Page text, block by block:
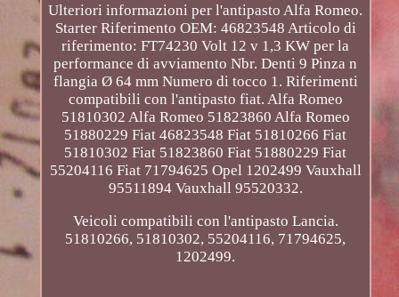
Ulteriori informazioni per l'antipasto Alfa Romeo.
Starter Riferimento OEM: 46823548 Articolo di
riferimento: FT74230 Volt 12 v 1,3 KW per la
performance di avviamento Nbr. Denti 9 Pinza n
flangia Ø 64 mm Numero di tocco 1. Riferimenti
compatibili con l'antipasto fiat. Alfa Romeo
51810302 Alfa Romeo 51823860 Alfa Romeo
51880229 Fiat 46823548 Fiat 51810266 Fiat
51810302 Fiat 51823860 Fiat 51880229 Fiat
55204116 Fiat 71794625 Opel 1202499 Vauxhall
95511894 Vauxhall 95520332.
Veicoli compatibili con l'antipasto Lancia.
51810266, 51810302, 55204116, 71794625,
1202499.